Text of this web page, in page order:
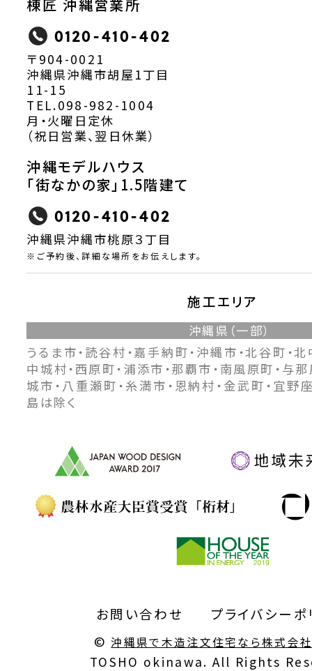
棟匠 沖縄営業所
0120-410-402
〒904-0021
沖縄県沖縄市胡屋1丁目
11-15
TEL.098-982-1004
月・火曜日定休
（祝日営業、翌日休業）
沖縄モデルハウス
「街なかの家」1.5階建て
0120-410-402
沖縄県沖縄市桃原３丁目
※ご予約後、詳細な場所をお伝えします。
施工エリア
沖縄県（一部）
うるま市・読谷村・嘉手納町・沖縄市・北谷町・
中城村・西原町・浦添市・那覇市・南風原町・与
城市・八重瀬町・糸満市・恩納村・金武町・宜
島は除く
お問い合わせ プライバシー
©沖縄県で木造注文住宅なら株式会
TOSHO okinawa. All Rights